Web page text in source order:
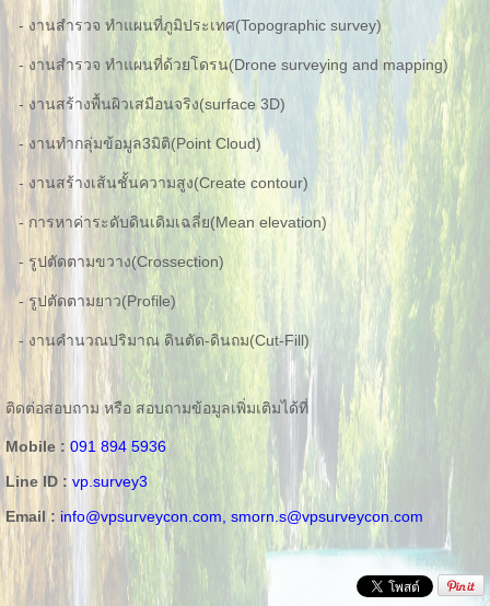
- งานสำรวจ ทำแผนที่ภูมิประเทศ(Topographic survey)
- งานสำรวจ ทำแผนที่ด้วยโดรน(Drone surveying and mapping)
- งานสร้างพื้นผิวเสมือนจริง(surface 3D)
- งานทำกลุ่มข้อมูล3มิติ(Point Cloud)
- งานสร้างเส้นชั้นความสูง(Create contour)
- การหาค่าระดับดินเดิมเฉลี่ย(Mean elevation)
- รูปตัดตามขวาง(Crossection)
- รูปตัดตามยาว(Profile)
- งานคำนวณปริมาณ ดินตัด-ดินถม(Cut-Fill)
ติดต่อสอบถาม หรือ สอบถามข้อมูลเพิ่มเติมได้ที่
Mobile : 091 894 5936
Line ID : vp.survey3
Email : info@vpsurveycon.com, smorn.s@vpsurveycon.com